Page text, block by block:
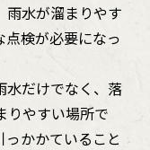
雨水が溜まりやす
点検が必要になっ
水だけでなく、落
りやすい場所で
かかていること